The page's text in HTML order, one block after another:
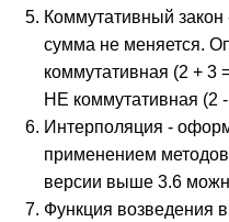
Коммутативный
сумма не меняется.
коммутативная (2 + 3
НЕ коммутативная (2
Интерполяция -
применением
версии выше 3.6
Функция возведения